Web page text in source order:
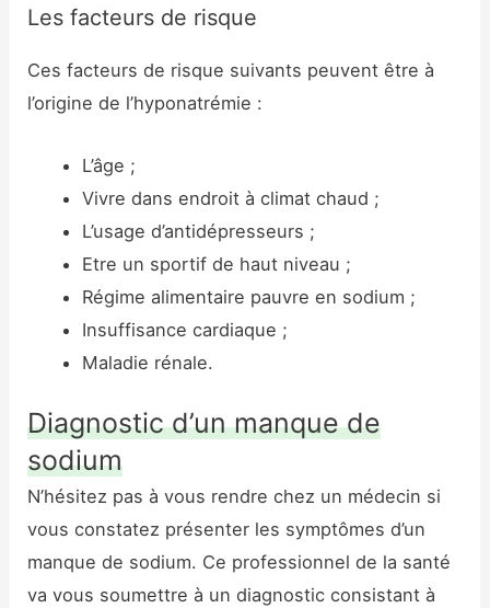
Les facteurs de risque
Ces facteurs de risque suivants peuvent être à
l’origine de l’hyponatrémie :
L’âge ;
Vivre dans endroit à climat chaud ;
L’usage d’antidépresseurs ;
Etre un sportif de haut niveau ;
Régime alimentaire pauvre en sodium ;
Insuffisance cardiaque ;
Maladie rénale.
Diagnostic d’un manque de
sodium
N’hésitez pas à vous rendre chez un médecin si
vous constatez présenter les symptômes d’un
manque de sodium. Ce professionnel de la santé
va vous soumettre à un diagnostic consistant à